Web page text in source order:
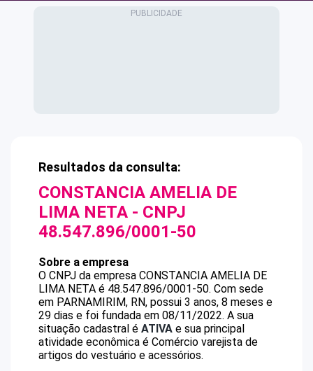
Resultados da consulta:
CONSTANCIA AMELIA DE
LIMA NETA - CNPJ
48.547.896/0001-50
Sobre a empresa
O CNPJ da empresa CONSTANCIA AMELIA DE
LIMA NETA é 48.547.896/0001-50. Com sede
em PARNAMIRIM, RN, possui 3 anos, 8 meses e
29 dias e foi fundada em 08/11/2022. A sua
situação cadastral é ATIVA e sua principal
atividade econômica é Comércio varejista de
artigos do vestuário e acessórios.